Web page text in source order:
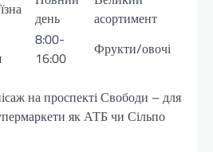
день
асортимент
8:00-
16:00
Фрукти/овочі
на проспекті Свободи – для
як АТБ чи Сільпо